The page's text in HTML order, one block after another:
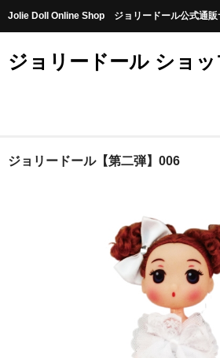
Jolie Doll Online Shop ジョリードール公式通販
ジョリードール ショッ
HOME
【購入特典】不良品10個（無料）
ジョリードール【第二弾】006